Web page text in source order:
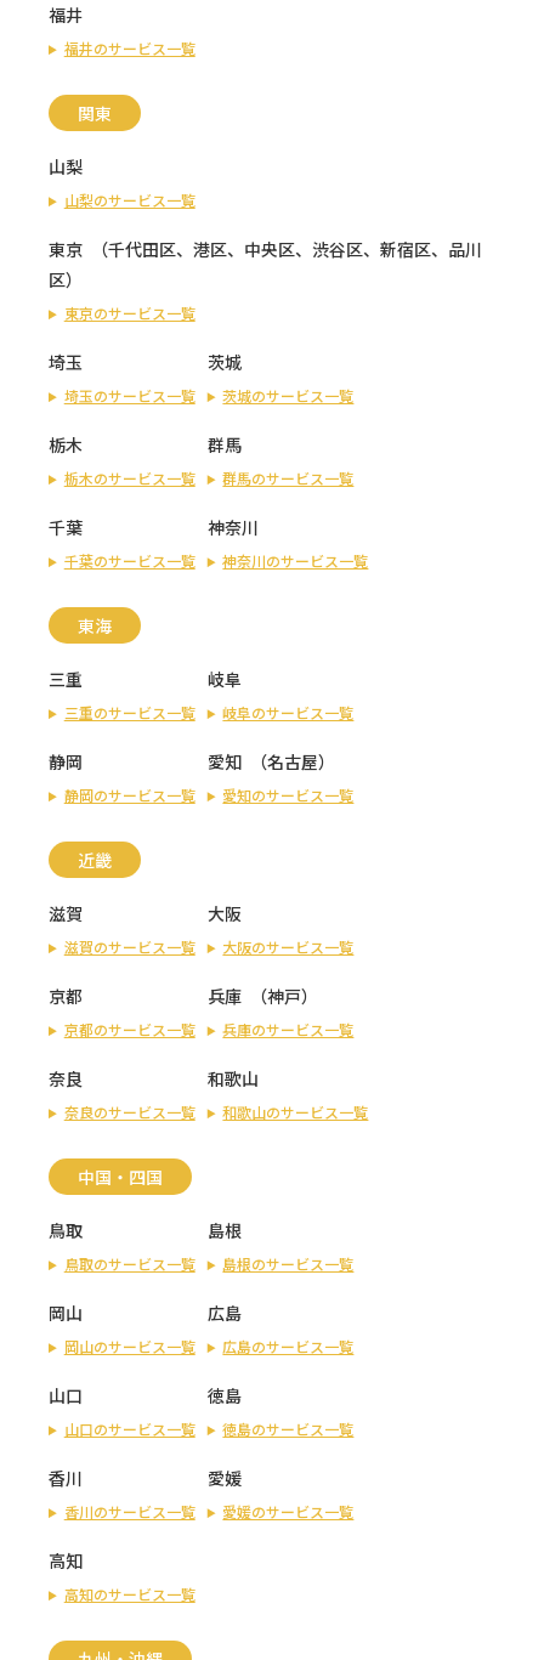
福井
福井のサービス一覧
関東
山梨
山梨のサービス一覧
東京 （千代田区、 港区、 中央区、 渋谷区、 新宿区、 品川
区）
東京のサービス一覧
埼玉
埼玉のサービス一覧
茨城
茨城のサービス一覧
栃木
栃木のサービス一覧
群馬
群馬のサービス一覧
千葉
千葉のサービス一覧
神奈川
神奈川のサービス一覧
東海
三重
三重のサービス一覧
岐阜
岐阜のサービス一覧
静岡
静岡のサービス一覧
愛知 （名古屋）
愛知のサービス一覧
近畿
滋賀
滋賀のサービス一覧
大阪
大阪のサービス一覧
京都
京都のサービス一覧
兵庫 （神戸）
兵庫のサービス一覧
奈良
奈良のサービス一覧
和歌山
和歌山のサービス一覧
中国・四国
鳥取
鳥取のサービス一覧
島根
島根のサービス一覧
岡山
岡山のサービス一覧
広島
広島のサービス一覧
山口
山口のサービス一覧
徳島
徳島のサービス一覧
香川
香川のサービス一覧
愛媛
愛媛のサービス一覧
高知
高知のサービス一覧